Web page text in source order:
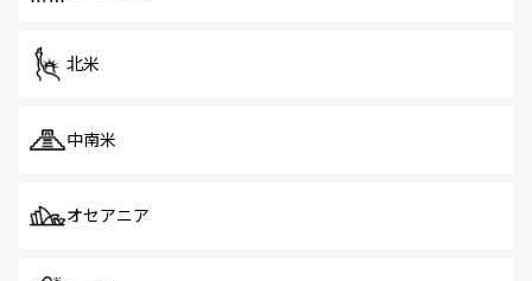
北米
中南米
オセアニア